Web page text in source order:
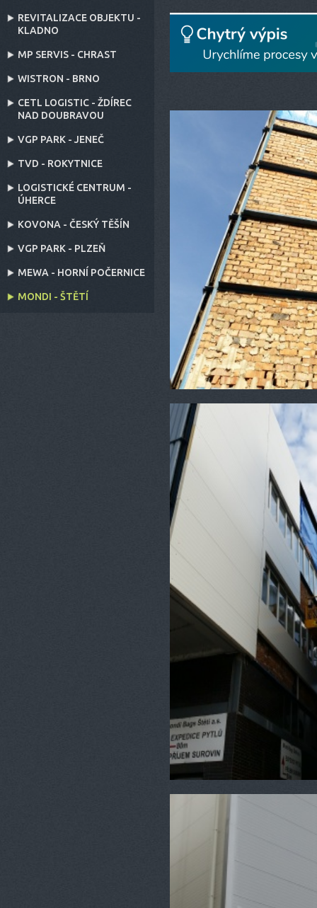
REVITALIZACE OBJEKTU -
KLADNO
MP SERVIS - CHRAST
WISTRON - BRNO
CETL LOGISTIC - ŽDÍREC
NAD DOUBRAVOU
VGP PARK - JENEČ
TVD - ROKYTNICE
LOGISTICKÉ CENTRUM -
ÚHERCE
KOVONA - ČESKÝ TĚŠÍN
VGP PARK - PLZEŇ
MEWA - HORNÍ POČERNICE
MONDI - ŠTĚTÍ